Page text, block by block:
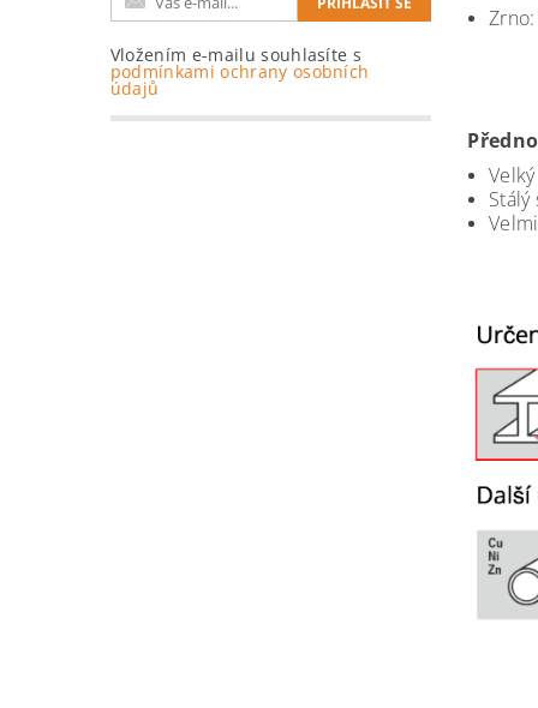
Vložením e-mailu souhlasíte s
podmínkami ochrany osobních
údajů